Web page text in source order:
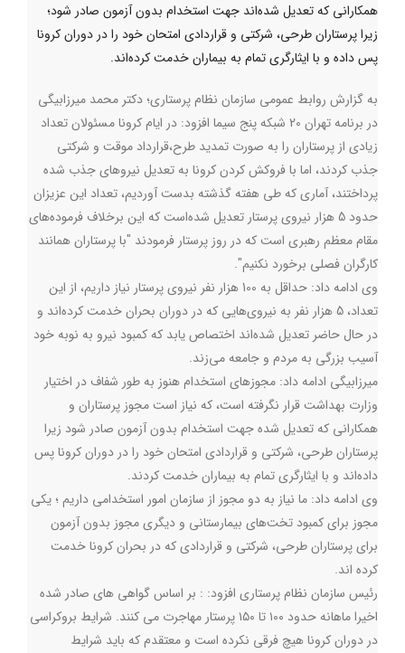
همکارانی که تعدیل شده‌اند جهت استخدام بدون آزمون صادر شود؛
زیرا پرستاران طرحی، شرکتی و قراردادی امتحان خود را در دوران کرونا
پس داده‌ و با ایثارگری تمام به بیماران خدمت کرده‌اند.
به گزارش روابط عمومی سازمان نظام پرستاری؛ دکتر محمد میرزابیگی
در برنامه تهران 20 شبکه پنج سیما افزود: در ایام کرونا مسئولان تعداد
زیادی از پرستاران را به صورت تمدید طرح،قرارداد موقت و شرکتی
جذب کردند، اما با فروکش کردن کرونا به تعدیل نیرو‌های جذب شده
پرداختند، آماری که طی هفته گذشته بدست آوردیم، تعداد این عزیزان
حدود 5 هزار نیروی پرستار تعدیل شده‌است که این برخلاف فرموده‌های
مقام معظم رهبری است که در روز پرستار فرمودند "با پرستاران همانند
کارگران فصلی برخورد نکنیم".
وی ادامه داد: حداقل به 100 هزار نفر نیروی پرستار نیاز داریم، از این
تعداد، 5 هزار نفر به نیروی‌هایی که در دوران بحران خدمت کرده‌اند و
در حال حاضر تعدیل شده‌اند اختصاص یابد که کمبود نیرو به نوبه خود
آسیب بزرگی به مردم و جامعه می‌زند.
میرزابیگی ادامه داد: مجوز‌های استخدام هنوز به طور شفاف در اختیار
وزارت بهداشت قرار نگرفته است، که نیاز است مجوز پرستاران و
همکارانی که تعدیل شده جهت استخدام بدون آزمون صادر شود زیرا
پرستاران طرحی، شرکتی و قراردادی امتحان خود را در دوران کرونا پس
داده‌اند و با ایثارگری تمام به بیماران خدمت کردند.
وی ادامه داد: ما نیاز به دو مجوز از سازمان امور استخدامی داریم ؛ یکی
مجوز برای کمبود تخت‌های بیمارستانی و دیگری مجوز بدون آزمون
برای پرستاران طرحی‌، شرکتی و قراردادی که در بحران کرونا خدمت
کرده اند.
رئیس سازمان نظام پرستاری افزود: : بر اساس گواهی های صادر شده
اخیرا ماهانه حدود ۱٠٠ تا ۱۵٠ پرستار مهاجرت می کنند. شرایط بروکراسی
در دوران کرونا هیچ فرقی نکرده است و معتقدم که باید شرایط